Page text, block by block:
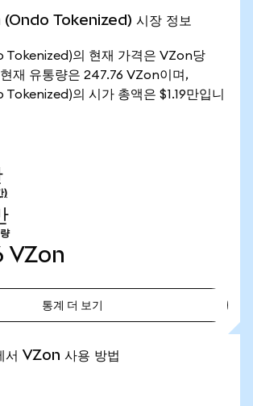
(Ondo Tokenized) 시장 정보
Tokenized)의 현재 가격은 VZon당
재 유통량은 247.76 VZon이며,
의 시가 총액은 $1.19만입니
)
VZon
통계 더 보기
VZon 사용 방법